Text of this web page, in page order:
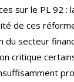
sur le PL 92 :
de ces
du secteur
critique